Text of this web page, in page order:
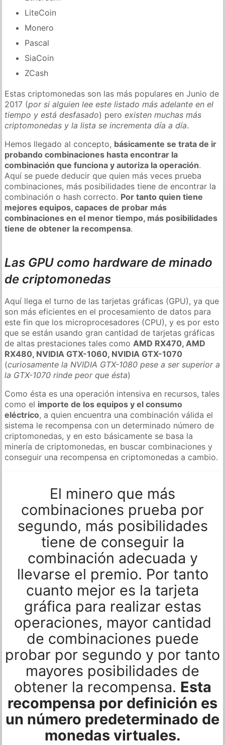
LiteCoin
Monero
Pascal
SiaCoin
ZCash
Estas criptomonedas son las más populares en Junio de
2017 (por si alguien lee este listado más adelante en el
tiempo y está desfasado) pero existen muchas más
criptomonedas y la lista se incrementa día a día.
Hemos llegado al concepto, básicamente se trata de ir
probando combinaciones hasta encontrar la
combinación que funciona y autoriza la operación.
Aquí se puede deducir que quien más veces prueba
combinaciones, más posibilidades tiene de encontrar la
combinación o hash correcto. Por tanto quien tiene
mejores equipos, capaces de probar más
combinaciones en el menor tiempo, más posibilidades
tiene de obtener la recompensa.
Las GPU como hardware de minado
de criptomonedas
Aquí llega el turno de las tarjetas gráficas (GPU), ya que
son más eficientes en el procesamiento de datos para
este fin que los microprocesadores (CPU), y es por esto
que se están usando gran cantidad de tarjetas gráficas
de altas prestaciones tales comoAMD RX470, AMD
RX480, NVIDIA GTX-1060, NVIDIA GTX-1070
(curiosamente la NVIDIA GTX-1080 pese a ser superior a
la GTX-1070 rinde peor que ésta)
Como ésta es una operación intensiva en recursos, tales
como el importe de los equipos y el consumo
eléctrico, a quien encuentra una combinación válida el
sistema le recompensa con un determinado número de
criptomonedas, y en esto básicamente se basa la
minería de criptomonedas, en buscar combinaciones y
conseguir una recompensa en criptomonedas a cambio.
El minero que más
combinaciones prueba por
segundo, más posibilidades
tiene de conseguir la
combinación adecuada y
llevarse el premio. Por tanto
cuanto mejor es la tarjeta
gráfica para realizar estas
operaciones, mayor cantidad
de combinaciones puede
probar por segundo y por tanto
mayores posibilidades de
obtener la recompensa. Esta
recompensa por definición es
un número predeterminado de
monedas virtuales.